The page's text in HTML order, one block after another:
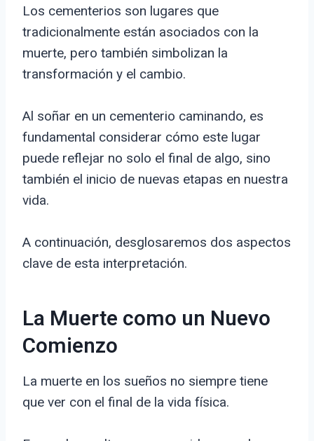
Los cementerios son lugares que
tradicionalmente están asociados con la
muerte, pero también simbolizan la
transformación y el cambio.
Al soñar en un cementerio caminando, es
fundamental considerar cómo este lugar
puede reflejar no solo el final de algo, sino
también el inicio de nuevas etapas en nuestra
vida.
A continuación, desglosaremos dos aspectos
clave de esta interpretación.
La Muerte como un Nuevo
Comienzo
La muerte en los sueños no siempre tiene
que ver con el final de la vida física.